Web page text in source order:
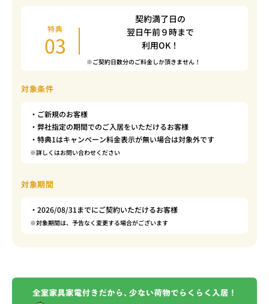
特典
03
契約満了日の
翌日午前９時まで
利用OK！
※ご契約日数分のご料金しか頂きません！
対象条件
・ご新規のお客様
・弊社指定の期間でのご入居をいただけるお客様
・特典1はキャンペーン料金表示が無い場合は対象外です
※詳しくはお問い合わせください
対象期間
・2026/08/31までにご契約いただけるお客様
※対象期間は、予告なく変更する場合がございます